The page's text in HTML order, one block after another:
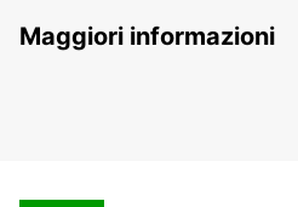
Maggiori informazioni